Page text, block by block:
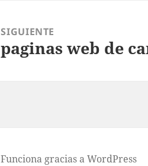
SIGUIENTE
Entrada
paginas web de
Funciona gracias a WordPress